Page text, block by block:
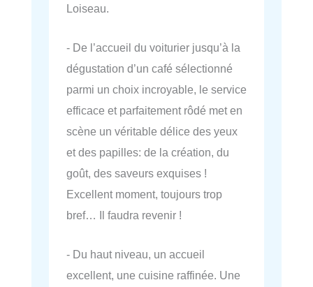
Loiseau.
- De l’accueil du voiturier jusqu’à la
dégustation d’un café sélectionné
parmi un choix incroyable, le service
efficace et parfaitement rôdé met en
scène un véritable délice des yeux
et des papilles: de la création, du
goût, des saveurs exquises !
Excellent moment, toujours trop
bref… Il faudra revenir !
- Du haut niveau, un accueil
excellent, une cuisine raffinée. Une